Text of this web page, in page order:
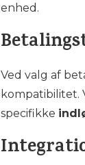
enhed.
Ved valg af
kompatibilitet.
specifikke